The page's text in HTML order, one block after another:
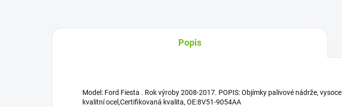
Popis
Model: Ford Fiesta . Rok výroby 2008-2017. POPIS: Objímky palivové nádrže, vysoce
kvalitní ocel,Certifikovaná kvalita, OE:8V51-9054AA